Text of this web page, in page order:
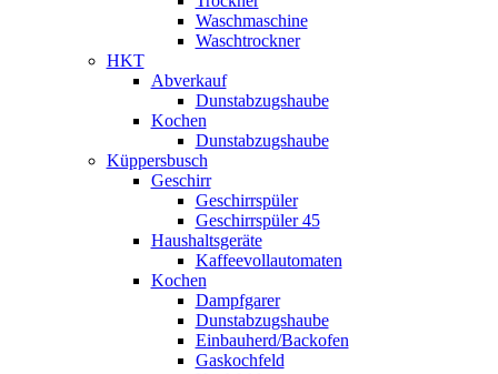
Waschmaschine
Waschtrockner
HKT
Abverkauf
Dunstabzugshaube
Kochen
Dunstabzugshaube
Küppersbusch
Geschirr
Geschirrspüler
Geschirrspüler 45
Haushaltsgeräte
Kaffeevollautomaten
Kochen
Dampfgarer
Dunstabzugshaube
Einbauherd/Backofen
Gaskochfeld